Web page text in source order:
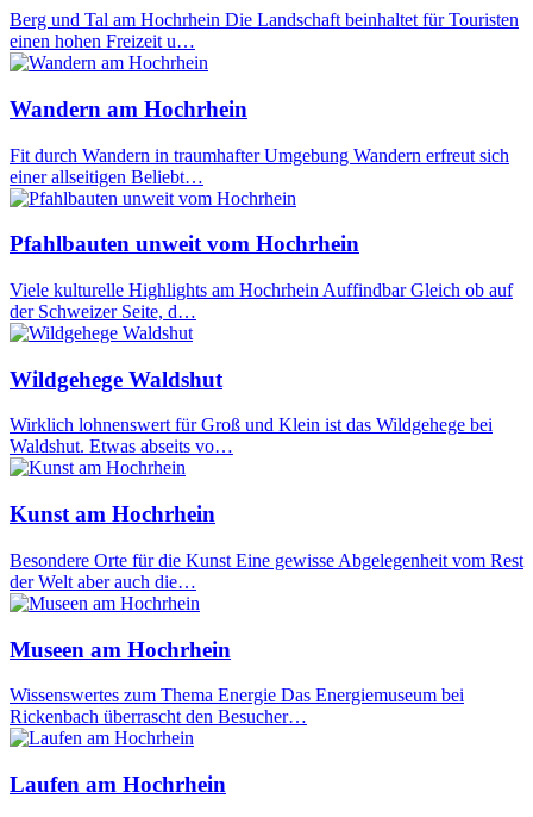
Berg und Tal am Hochrhein Die Landschaft beinhaltet für Touristen
einen hohen Freizeit u…
Wandern am Hochrhein
Fit durch Wandern in traumhafter Umgebung Wandern erfreut sich
einer allseitigen Beliebt…
Pfahlbauten unweit vom Hochrhein
Viele kulturelle Highlights am Hochrhein Auffindbar Gleich ob auf
der Schweizer Seite, d…
Wildgehege Waldshut
Wirklich lohnenswert für Groß und Klein ist das Wildgehege bei
Waldshut. Etwas abseits vo…
Kunst am Hochrhein
Besondere Orte für die Kunst Eine gewisse Abgelegenheit vom Rest
der Welt aber auch die…
Museen am Hochrhein
Wissenswertes zum Thema Energie Das Energiemuseum bei
Rickenbach überrascht den Besucher…
Laufen am Hochrhein